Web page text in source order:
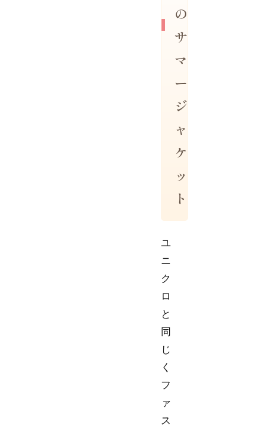
の
サ
マ
ー
ジ
ャ
ケ
ッ
ト
ユ
ニ
ク
ロ
と
同
じ
く
フ
ァ
ス